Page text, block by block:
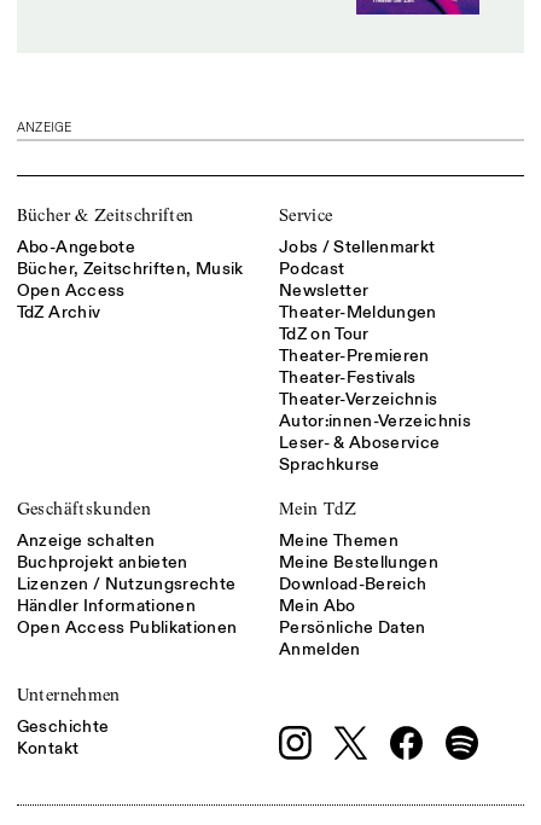
ANZEIGE
Bücher & Zeitschriften
Abo-Angebote
Bücher, Zeitschriften, Musik
Open Access
TdZ Archiv
Service
Jobs / Stellenmarkt
Podcast
Newsletter
Theater-Meldungen
TdZ on Tour
Theater-Premieren
Theater-Festivals
Theater-Verzeichnis
Autor:innen-Verzeichnis
Leser- & Aboservice
Sprachkurse
Geschäftskunden
Anzeige schalten
Buchprojekt anbieten
Lizenzen / Nutzungsrechte
Händler Informationen
Open Access Publikationen
Mein TdZ
Meine Themen
Meine Bestellungen
Download-Bereich
Mein Abo
Persönliche Daten
Anmelden
Unternehmen
Geschichte
Kontakt